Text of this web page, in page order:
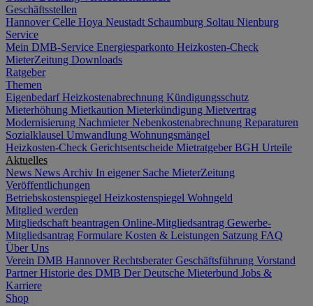
Geschäftsstellen
HannoverCelle Hoya Neustadt Schaumburg Soltau Nienburg
Service
Mein DMB-Service Energiesparkonto Heizkosten-Check
MieterZeitung Downloads
Ratgeber
Themen
EigenbedarfHeizkostenabrechnung Kündigungsschutz
Mieterhöhung Mietkaution Mieterkündigung Mietvertrag
Modernisierung NachmieterNebenkostenabrechnung Reparaturen
Sozialklausel Umwandlung Wohnungsmängel
Heizkosten-Check Gerichtsentscheide MietratgeberBGH Urteile
Aktuelles
News News Archiv In eigener Sache MieterZeitung
Veröffentlichungen
Betriebskostenspiegel Heizkostenspiegel Wohngeld
Mitglied werden
Mitgliedschaft beantragen Online-Mitgliedsantrag Gewerbe-
Mitgliedsantrag Formulare Kosten & Leistungen Satzung FAQ
Über Uns
Verein DMB HannoverRechtsberaterGeschäftsführung Vorstand
PartnerHistorie des DMB Der Deutsche Mieterbund Jobs &
Karriere
Shop